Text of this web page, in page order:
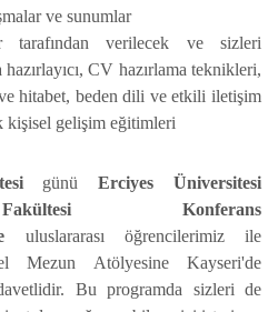
ve sunumlar
tarafından verilecek ve sizleri
CV hazırlama teknikleri,
hitabet, beden dili ve etkili iletişim
kişisel gelişim eğitimleri
günüErciyes Üniversitesi
Konferans
uluslararası öğrencilerimiz ile
Mezun Atölyesine Kayseri'de
Bu programda sizleri de